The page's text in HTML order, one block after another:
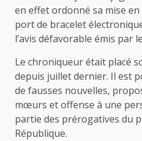
en effet ordonné sa mise
port de bracelet
l’avis défavorable émis par
Le chroniqueur était placé
depuis juillet dernier. Il est
de fausses nouvelles,
mœurs et offense à une
partie des prérogatives du
République.